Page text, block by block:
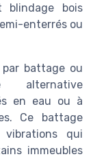
blindage bois
enterrés ou
par battage ou
alternative
en eau ou à
Ce battage
qui
immeubles